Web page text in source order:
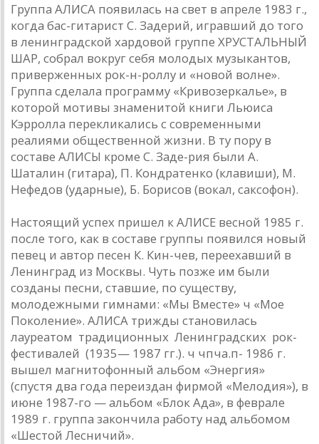
Группа АЛИСА появилась на свет в апреле 1983 г.,
когда бас-гитарист С. Задерий, игравший до того
в ленинградской хардовой группе ХРУСТАЛЬНЫЙ
ШАР, собрал вокруг себя молодых музыкантов,
приверженных рок-н-роллу и «новой волне».
Группа сделала программу «Кривозеркалье», в
которой мотивы знаменитой книги Льюиса
Кэрролла перекликались с современными
реалиями общественной жизни. В ту пору в
составе АЛИСЫ кроме С. Заде-рия были А.
Шаталин (гитара), П. Кондратенко (клавиши), М.
Нефедов (ударные), Б. Борисов (вокал, саксофон).
Настоящий успех пришел к АЛИСЕ весной 1985 г.
после того, как в составе группы появился новый
певец и автор песен К. Кин-чев, переехавший в
Ленинград из Москвы. Чуть позже им были
созданы песни, ставшие, по существу,
молодежными гимнами: «Мы Вместе» ч «Мое
Поколение». АЛИСА трижды становилась
лауреатом традиционных Ленинградских рок-
фестивалей (1935— 1987 гг.). ч чпча.п- 1986 г.
вышел магнитофонный альбом «Энергия»
(спустя два года переиздан фирмой «Мелодия»), в
июне 1987-го — альбом «Блок Ада», в феврале
1989 г. группа закончила работу над альбомом
«Шестой Лесничий».